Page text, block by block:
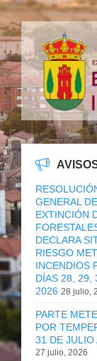
GENERAL
EXTINCIÓN
DECLARA
RIESGO
INCENDIOS
DÍAS 28, 29,
2026 28 julio,
PARTE
POR
31 DE JULIO
27 julio, 2026